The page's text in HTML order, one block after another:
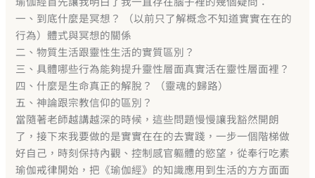
一、到底什麼是冥想？ （以前只了解概念不知道實實在在的
行為）體式與冥想的關係
二、物質生活跟靈性生活的實質區別？
三、具體哪些行為能夠提升靈性層面真實活在靈性層面裡？
四、什麼是生命真正的解脫？ （靈魂的歸路）
五、神論跟宗教信仰的區別？
當隨著老師越講越深的時候，這些問題慢慢讓我豁然開朗
了，接下來我要做的是實實在在的去實踐，一步一個階梯做
好自己，時刻保持內觀、控制感官軀體的慾望，從奉行吃素
瑜伽戒律開始，把《瑜伽經》的知識應用到生活的方方面面